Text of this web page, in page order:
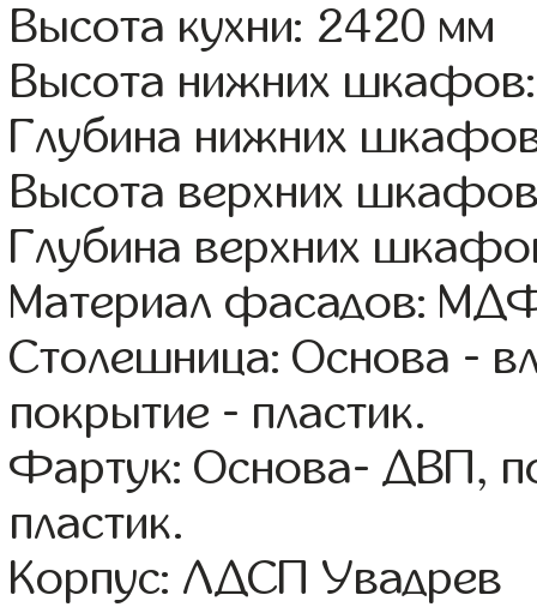
Высота кухни: 2420 мм
Высота нижних
Глубина нижних
Высота верхних
Глубина верхних
Материал фасадов:
Столешница: Основа -
покрытие - пластик.
Фартук: Основа- ДВП,
пластик.
Корпус: ЛДСП Увадрев